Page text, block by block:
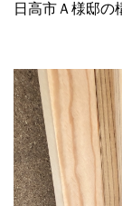
日高市Ａ様邸の